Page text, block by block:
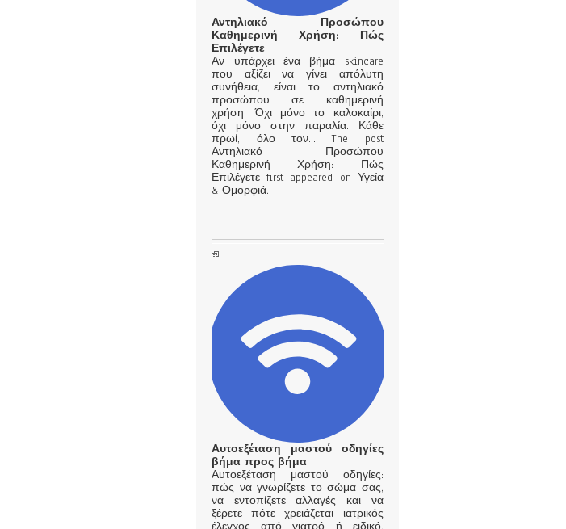
Αντηλιακό Προσώπου
Καθημερινή Χρήση: Πώς
Επιλέγετε
Αν υπάρχει ένα βήμα skincare
που αξίζει να γίνει απόλυτη
συνήθεια, είναι το αντηλιακό
προσώπου σε καθημερινή
χρήση. Όχι μόνο το καλοκαίρι,
όχι μόνο στην παραλία. Κάθε
πρωί, όλο τον… The post
Αντηλιακό Προσώπου
Καθημερινή Χρήση: Πώς
Επιλέγετε first appeared on Υγεία
& Ομορφιά.
Αυτοεξέταση μαστού οδηγίες
βήμα προς βήμα
Αυτοεξέταση μαστού οδηγίες:
πώς να γνωρίζετε το σώμα σας,
να εντοπίζετε αλλαγές και να
ξέρετε πότε χρειάζεται ιατρικός